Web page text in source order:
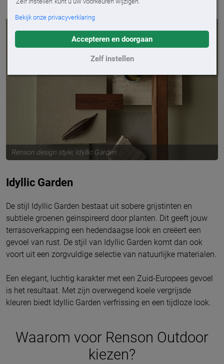
Bekijk onze privacyverklaring
Accepteren en doorgaan
Zelf instellen
Renson design style; Idyllic Garden
Idyllic Garden
De stijl Idyllic Garden bestaat uit sobere grijstinten en
subtiele groenen geïnspireerd door planten. Dit geeft jouw
terrasoverkapping een hedendaagse look en creëert een
gevoel van rust. De stjil van Idyllic Garden komt dan ook
voort uit een zorgvuldige selectie van natuurlijke materialen.
Een elegant, luchtig karakter met een Zuid-Europees gevoel
is het resultaat. Met zijn overwegend koele vergrijsde
kleuren biedt Idyllic Garden verfrissing en een tijdloze look.
Waarom voor Renson Outdoor
kiezen?